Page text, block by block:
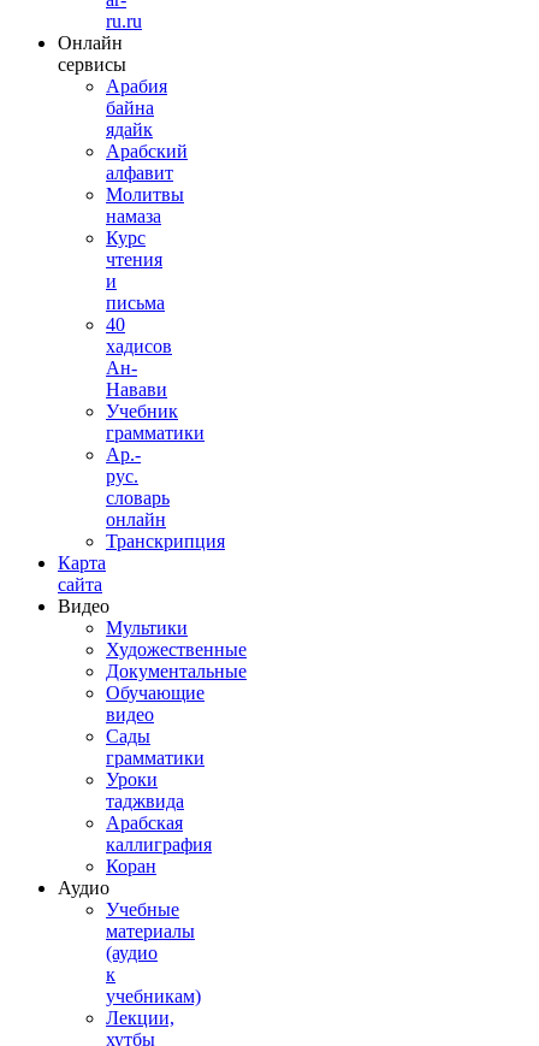
ru.ru
Онлайн
сервисы
Арабия
байна
ядайк
Арабский
алфавит
Молитвы
намаза
Курс
чтения
и
письма
40
хадисов
Ан-
Навави
Учебник
грамматики
Ар.-
рус.
словарь
онлайн
Транскрипция
Карта
сайта
Видео
Мультики
Художественные
Документальные
Обучающие
видео
Сады
грамматики
Уроки
таджвида
Арабская
каллиграфия
Коран
Аудио
Учебные
материалы
(аудио
к
учебникам)
Лекции,
хутбы